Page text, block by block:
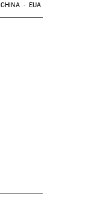
CHINA EUA